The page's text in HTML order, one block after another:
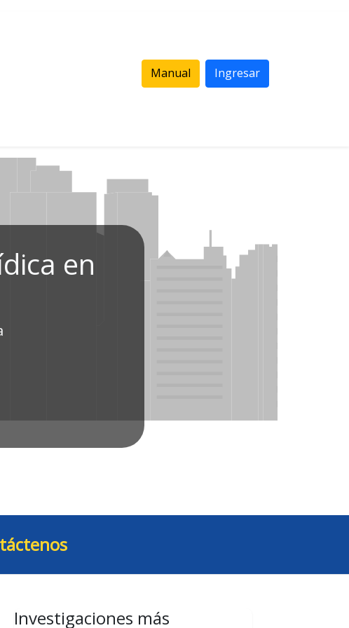
Manual Ingresar
en
Investigaciones más